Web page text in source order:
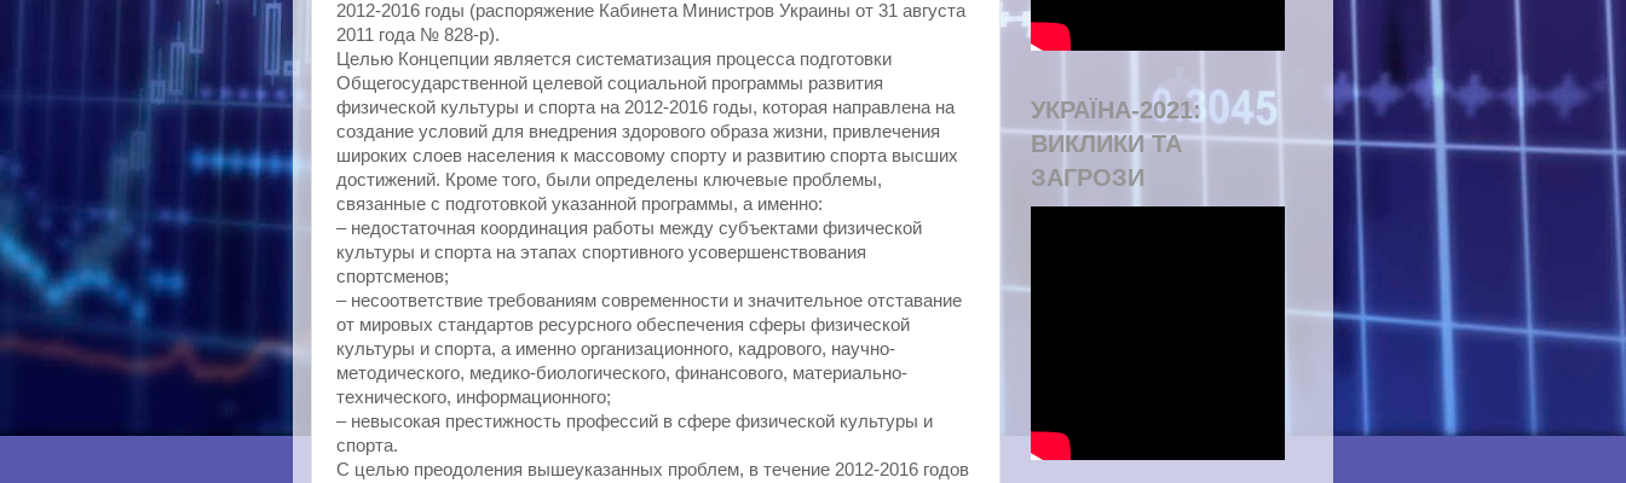
2012-2016 годы (распоряжение Кабинета Министров Украины от 31 августа
2011 года № 828-р).
Целью Концепции является систематизация процесса подготовки
Общегосударственной целевой социальной программы развития
физической культуры и спорта на 2012-2016 годы, которая направлена на
создание условий для внедрения здорового образа жизни, привлечения
широких слоев населения к массовому спорту и развитию спорта высших
достижений. Кроме того, были определены ключевые проблемы,
связанные с подготовкой указанной программы, а именно:
– недостаточная координация работы между субъектами физической
культуры и спорта на этапах спортивного усовершенствования
спортсменов;
– несоответствие требованиям современности и значительное отставание
от мировых стандартов ресурсного обеспечения сферы физической
культуры и спорта, а именно организационного, кадрового, научно-
методического, медико-биологического, финансового, материально-
технического, информационного;
– невысокая престижность профессий в сфере физической культуры и
спорта.
С целью преодоления вышеуказанных проблем, в течение 2012-2016 годов
УКРАЇНА-2021:
ВИКЛИКИ ТА
ЗАГРОЗИ